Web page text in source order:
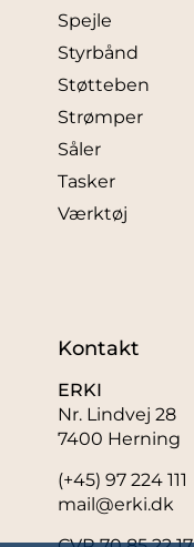
Spejle
Styrbånd
Støtteben
Strømper
Såler
Tasker
Værktøj
Kontakt
ERKI
Nr. Lindvej 28
7400 Herning
(+45) 97 224 111
mail@erki.dk